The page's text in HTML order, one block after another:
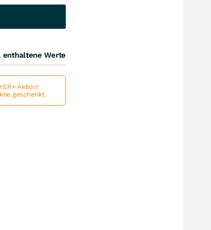
enthaltene Werte
Aktion!
geschenkt